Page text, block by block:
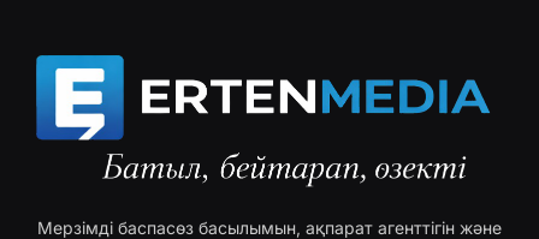
Мерзімді баспасөз басылымын, ақпарат агенттігін және